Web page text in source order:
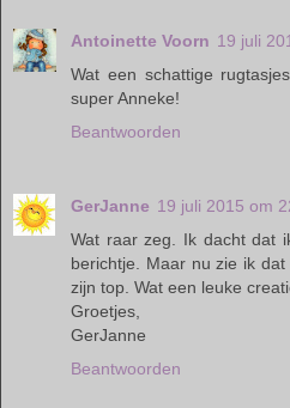
Antoinette Voorn 19 juli
Wat een schattige
super Anneke!
Beantwoorden
GerJanne 19 juli 2015 om
Wat raar zeg. Ik dacht dat
berichtje. Maar nu zie ik
zijn top. Wat een leuke
Groetjes,
GerJanne
Beantwoorden